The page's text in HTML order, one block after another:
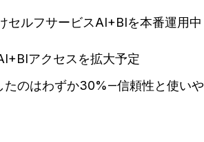
セルフサービスAI+BIを本番運用中
アクセスを拡大予定
たのはわずか30%―信頼性と使いや